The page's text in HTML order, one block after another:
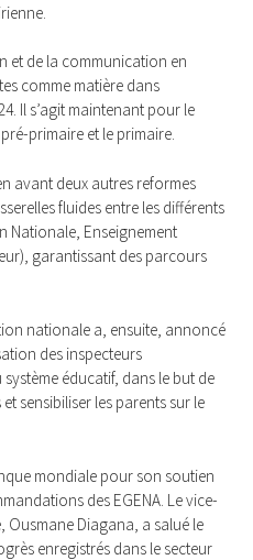
et de la communication en
comme matière dans
Il s’agit maintenant pour le
primaire et le primaire.
avant deux autres reformes
fluides entre les différents
Nationale, Enseignement
garantissant des parcours
nationale a, ensuite, annoncé
des inspecteurs
éducatif, dans le but de
sensibiliser les parents sur le
mondiale pour son soutien
des EGENA. Le vice-
Ousmane Diagana, a salué le
enregistrés dans le secteur